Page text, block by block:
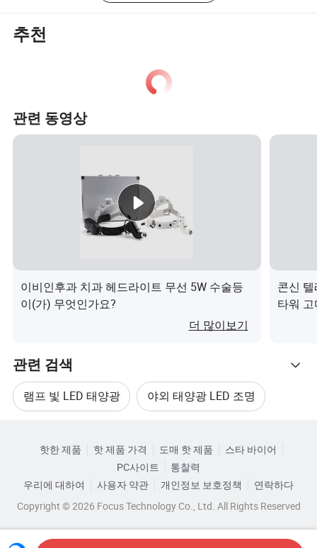
칠 수 있습니다.
무게:
닝보 시티의 닝하이 타운에 위치한 공장입니다.
Q2: 주문이 접수되면 언제 제품을 배달합니까 ?
7 일 내에 뜨거운 전치 조명을 배달할 것을 약속
하며 , 맞춤형 리메스 작업에는 28일이 소요됩니다.
Q3: 품질 관리 프로세스는 무엇입니까?
ISO-9001에 대한 인증을 받았으며 ISO 절차를 엄
조명을 100% 테스트합니다 .
Q4: 어떤 인증서를 보유하고 있습니까?
는 CE 및 RoHS Sandards에 의해 테스트되었습니다.
Q5: 판매 실적이 있습니까?
예, LED 토치 전등에 대해 1년 보증을 제공합니
추천
관련 동영상
이비인후과 치과 헤드라이트 무선 5W 수술등
이(가) 무엇인가요?
더 많이보기
콘신
타워
관련 검색
램프 빛 LED 태양광 야외 태양광 LED 조명
태양광 LED 전구 조명 LED 태양광 비상등
카테고리로 찾아보기
핫한 제품 핫 제품 가격 도매 핫 제품
스타 바이어
PC사이트
통찰력
우리에 대하여
사용자 약관 개인정보 보호정책
연락하다
Copyright © 2026 Focus Technology Co., Ltd. All Rights Reserved